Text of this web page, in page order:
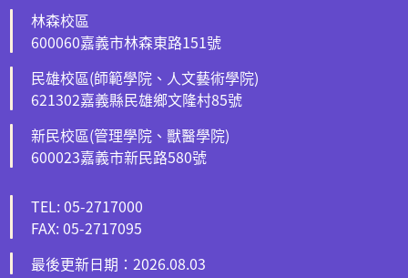
林森校區
600060嘉義市林森東路151號
民雄校區(師範學院、人文藝術學院)
621302嘉義縣民雄鄉文隆村85號
新民校區(管理學院、獸醫學院)
600023嘉義市新民路580號
TEL: 05-2717000
FAX: 05-2717095
最後更新日期：2026.08.03